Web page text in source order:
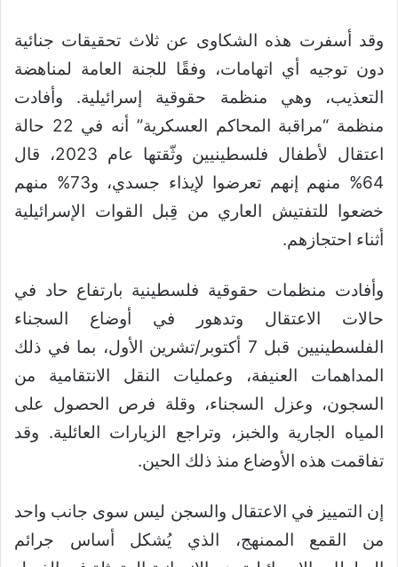
وقد أسفرت هذه الشكاوى عن ثلاث تحقيقات جنائية
دون توجيه أي اتهامات، وفقًا للجنة العامة لمناهضة
التعذيب، وهي منظمة حقوقية إسرائيلية. وأفادت
منظمة “مراقبة المحاكم العسكرية” أنه في 22 حالة
اعتقال لأطفال فلسطينيين وثّقتها عام 2023، قال
64% منهم إنهم تعرضوا لإيذاء جسدي، و73% منهم
خضعوا للتفتيش العاري من قِبل القوات الإسرائيلية
أثناء احتجازهم.
وأفادت منظمات حقوقية فلسطينية بارتفاع حاد في
حالات الاعتقال وتدهور في أوضاع السجناء
الفلسطينيين قبل 7 أكتوبر/تشرين الأول، بما في ذلك
المداهمات العنيفة، وعمليات النقل الانتقامية من
السجون، وعزل السجناء، وقلة فرص الحصول على
المياه الجارية والخبز، وتراجع الزيارات العائلية. وقد
تفاقمت هذه الأوضاع منذ ذلك الحين.
إن التمييز في الاعتقال والسجن ليس سوى جانب واحد
من القمع الممنهج، الذي يُشكل أساس جرائم